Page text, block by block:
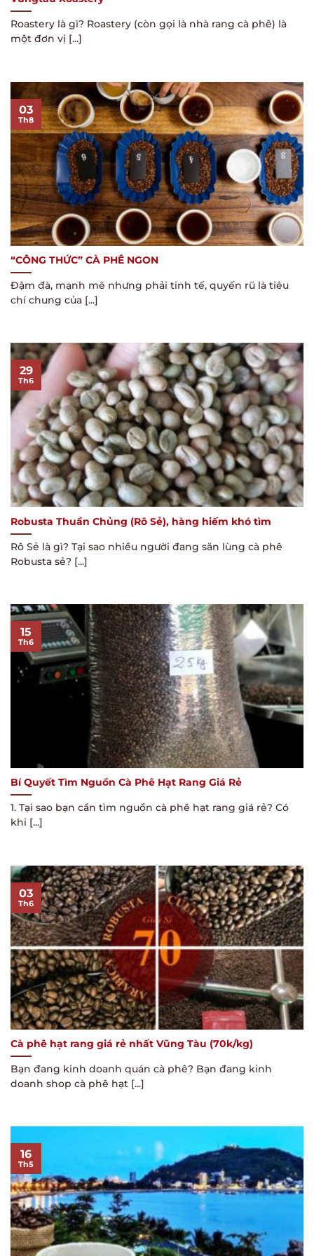
Roastery là gì? Roastery (còn gọi là nhà rang cà phê) là
một đơn vị [...]
“CÔNG THỨC” CÀ PHÊ NGON
Đậm đà, mạnh mẽ nhưng phải tinh tế, quyến rũ là tiêu
chí chung của [...]
03
Th8
Robusta Thuần Chủng (Rô Sẻ), hàng hiếm khó tìm
Rô Sẻ là gì? Tại sao nhiều người đang săn lùng cà phê
Robusta sẻ? [...]
29
Th6
Bí Quyết Tìm Nguồn Cà Phê Hạt Rang Giá Rẻ
1. Tại sao bạn cần tìm nguồn cà phê hạt rang giá rẻ? Có
khi [...]
15
Th6
Cà phê hạt rang giá rẻ nhất Vũng Tàu (70k/kg)
Bạn đang kinh doanh quán cà phê? Bạn đang kinh
doanh shop cà phê hạt [...]
03
Th6
16
Th5